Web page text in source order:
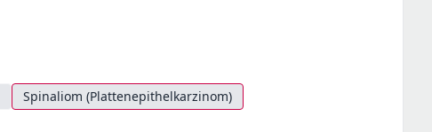
Spinaliom (Plattenepithelkarzinom)